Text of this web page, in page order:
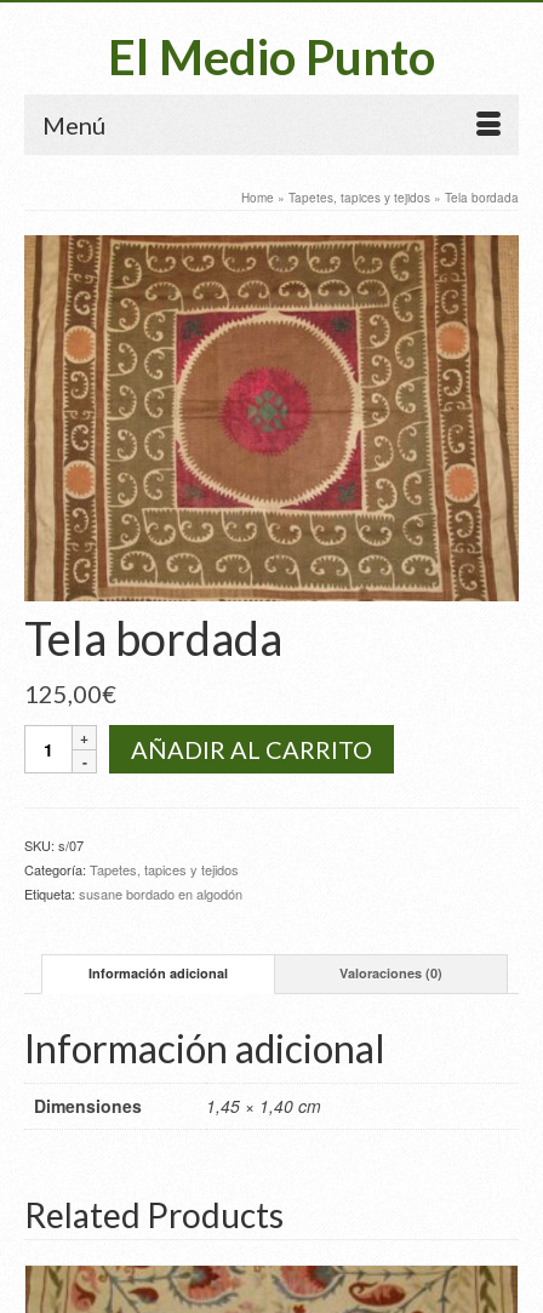
El Medio Punto
Menú
Home » Tapetes, tapices y tejidos » Tela bordada
Tela bordada
125,00€
bordada
AÑADIR AL CARRITO
SKU: s/07
Categoría: Tapetes, tapices y tejidos
Etiqueta: susane bordado en algodón
Información adicional Valoraciones (0)
Información adicional
Dimensiones 1,45 × 1,40 cm
Related Products